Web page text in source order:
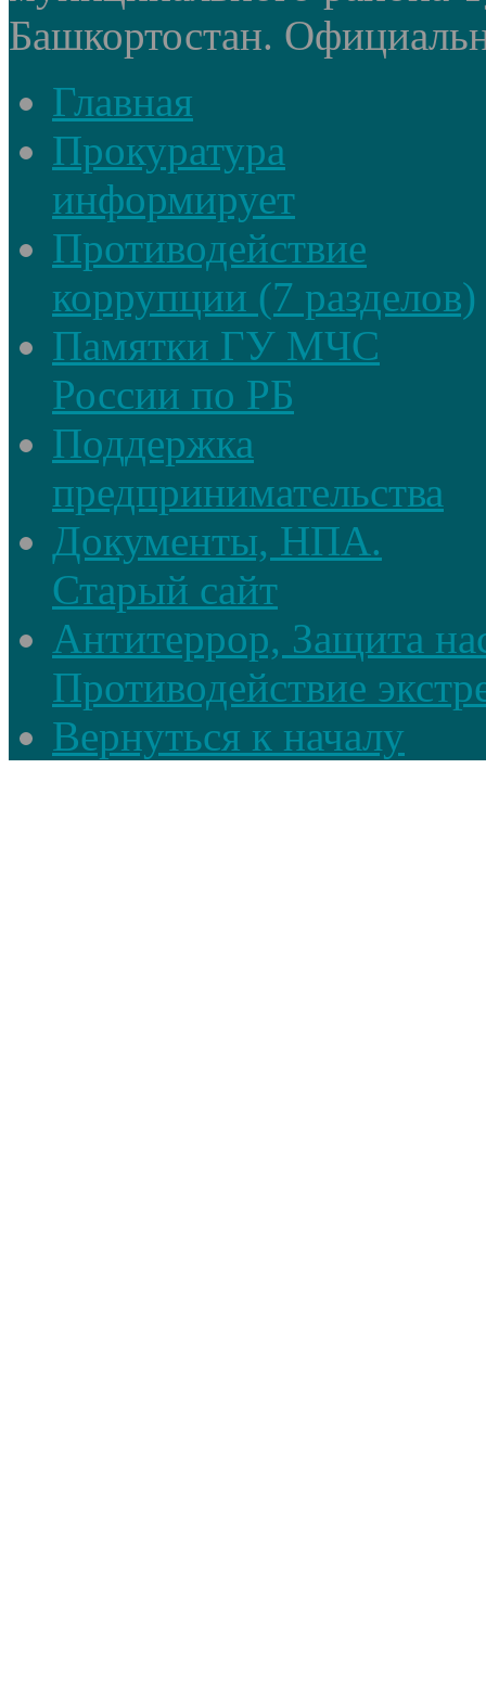
Башкортостан.
Главная
Прокуратура
информирует
Противодействие
коррупции (7 разделов)
Памятки ГУ МЧС
России по РБ
Поддержка
предпринимательства
Документы, НПА.
Старый сайт
Антитеррор, Защита
Противодействие
Вернуться к началу